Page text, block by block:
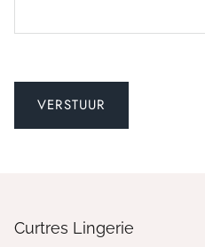
Curtres Lingerie